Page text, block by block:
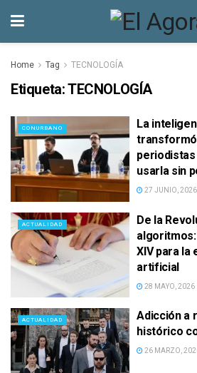
Home Tag TECNOLOGÍA
Etiqueta:TECNOLOGÍA
CONURBANO
La
usarla sin
27 JUNIO, 2026
ACTUALIDAD
De la
XIV para la
artificial
28 MAYO, 2026
ACTUALIDAD
Adicción a
histórico
26 MARZO,